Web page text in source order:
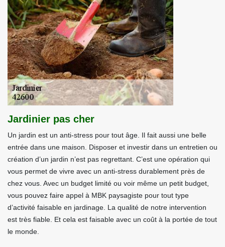
Jardinier pas cher
Un jardin est un anti-stress pour tout âge. Il fait aussi une belle
entrée dans une maison. Disposer et investir dans un entretien ou
création d’un jardin n’est pas regrettant. C’est une opération qui
vous permet de vivre avec un anti-stress durablement près de
chez vous. Avec un budget limité ou voir même un petit budget,
vous pouvez faire appel à MBK paysagiste pour tout type
d’activité faisable en jardinage. La qualité de notre intervention
est très fiable. Et cela est faisable avec un coût à la portée de tout
le monde.